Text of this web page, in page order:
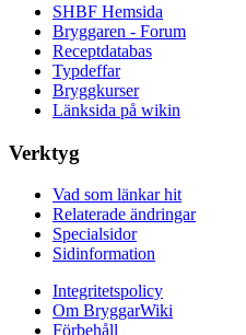
SHBF Hemsida
Bryggaren - Forum
Receptdatabas
Typdeffar
Bryggkurser
Länksida på wikin
Verktyg
Vad som länkar hit
Relaterade ändringar
Specialsidor
Sidinformation
Integritetspolicy
Om BryggarWiki
Förbehåll